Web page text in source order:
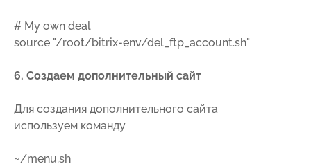
# My own deal
source "/root/bitrix-env/del_ftp_account.sh"
6. Создаем дополнительный сайт
Для создания дополнительного сайта
используем команду
~/menu.sh